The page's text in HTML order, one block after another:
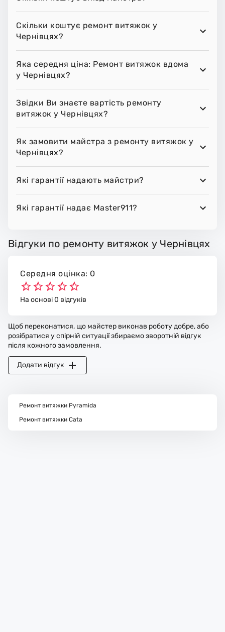
Скільки коштує pемонт витяжок у
Чернівцях?
Яка середня ціна: Pемонт витяжок вдома
у Чернівцях?
Звідки Ви знаєте вартість ремонту
витяжок у Чернівцях?
Як замовити майстра з ремонту витяжок у
Чернівцях?
Які гарантії надають майстри?
Які гарантії надає Master911?
Відгуки по ремонту витяжок у Чернівцях
Середня оцінка: 0
На основі 0 відгуків
Щоб переконатися, що майстер виконав роботу добре, або
розібратися у спірній ситуації збираємо зворотній відгук
після кожного замовлення.
Додати відгук
Ремонт витяжки Pyramida
Ремонт витяжки Cata